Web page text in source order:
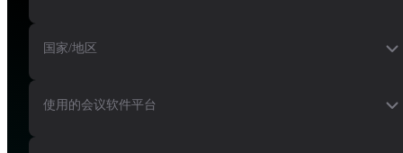
国家/地区
使用的会议软件平台